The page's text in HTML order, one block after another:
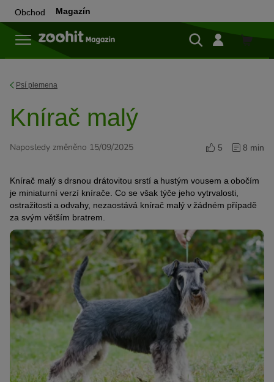
Obchod Magazín
Do
Psí plemena
Knírač malý
Naposledy změněno 15/09/2025 5 8 min
Knírač malý s drsnou drátovitou srstí a hustým vousem a obočím
je miniaturní verzí knírače. Co se však týče jeho vytrvalosti,
ostražitosti a odvahy, nezaostává knírač malý v žádném případě
za svým větším bratrem.